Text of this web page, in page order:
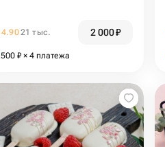
4.9021 тыс. 2 000₽
500 ₽ × 4 платежа